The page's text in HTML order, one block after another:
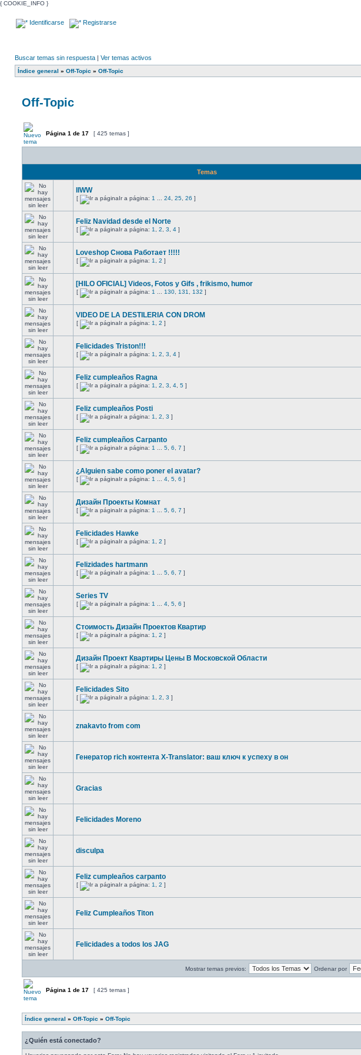
{ COOKIE_INFO }
Identificarse Registrarse
Buscar temas sin respuesta | Ver temas activos
Índice general » Off-Topic » Off-Topic
Off-Topic
Página 1 de 17 [ 425 temas ]
Temas
IIWW
[ Ir a página: 1 24 25 26 ]
Feliz Navidad desde el Norte
[ Ir a página: 1 2 3 4 ]
Loveshop Снова Работает !!!!!
[ Ir a página: 1 2 ]
[HILO OFICIAL] Videos, Fotos y Gifs , frikismo, humor
[ Ir a página: 1 130 131 132 ]
VIDEO DE LA DESTILERIA CON DROM
[ Ir a página: 1 2 ]
Felicidades Triston!!!
[ Ir a página: 1 2 3 4 ]
Feliz cumpleaños Ragna
[ Ir a página: 1 2 3 4 5 ]
Feliz cumpleaños Posti
[ Ir a página: 1 2 3 ]
Feliz cumpleaños Carpanto
[ Ir a página: 1 5 6 7 ]
¿Alguien sabe como poner el avatar?
[ Ir a página: 1 4 5 6 ]
Дизайн Проекты Комнат
[ Ir a página: 1 5 6 7 ]
Felicidades Hawke
[ Ir a página: 1 2 ]
Felizidades hartmann
[ Ir a página: 1 5 6 7 ]
Series TV
[ Ir a página: 1 4 5 6 ]
Стоимость Дизайн Проектов Квартир
[ Ir a página: 1 2 ]
Дизайн Проект Квартиры Цены В Московской Области
[ Ir a página: 1 2 ]
Felicidades Sito
[ Ir a página: 1 2 3 ]
znakavto from com
Генератор rich контента X-Translator: ваш ключ к успеху в он
Gracias
Felicidades Moreno
disculpa
Feliz cumpleaños carpanto
[ Ir a página: 1 2 ]
Feliz Cumpleaños Titon
Felicidades a todos los JAG
Mostrar temas previos: Ordenar por
Página 1 de 17 [ 425 temas ]
Índice general » Off-Topic » Off-Topic
¿Quién está conectado?